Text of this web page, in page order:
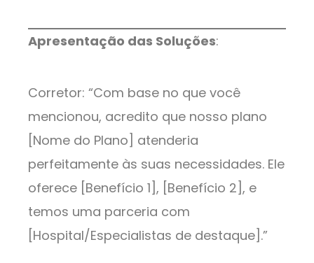
Apresentação das Soluções:
Corretor: “Com base no que você
mencionou, acredito que nosso plano
[Nome do Plano] atenderia
perfeitamente às suas necessidades. Ele
oferece [Benefício 1], [Benefício 2], e
temos uma parceria com
[Hospital/Especialistas de destaque].”